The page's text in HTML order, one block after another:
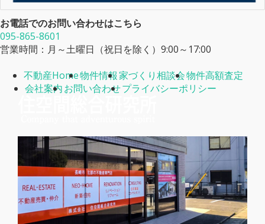
お電話でのお問い合わせはこちら
095-865-8601
営業時間：月～土曜日（祝日を除く）9:00～17:00
不動産Home物件情報家づくり相談会物件高額査定
会社案内お問い合わせプライバシーポリシー